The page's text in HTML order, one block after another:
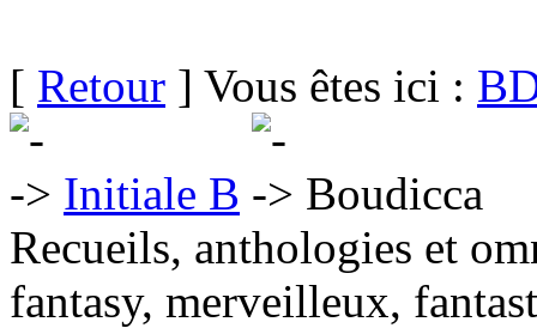
[ Retour ] Vous êtes ici :
Initiale B
Boudicca
Recueils, anthologies et
fantasy, merveilleux,